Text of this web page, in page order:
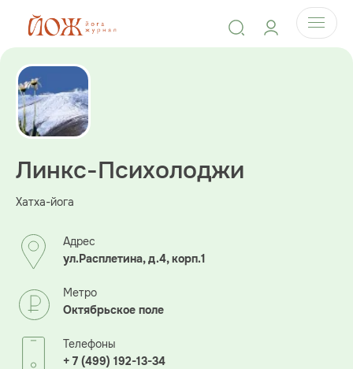
Линкс-Психолоджи
Хатха-йога
Адрес
ул.Расплетина, д.4, корп.1
Метро
Октябрьское поле
Телефоны
+ 7 (499) 192-13-34